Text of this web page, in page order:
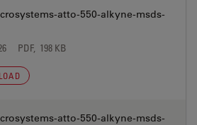
atto-550-alkyne-msds-
PDF, 198 KB
atto-550-alkyne-msds-